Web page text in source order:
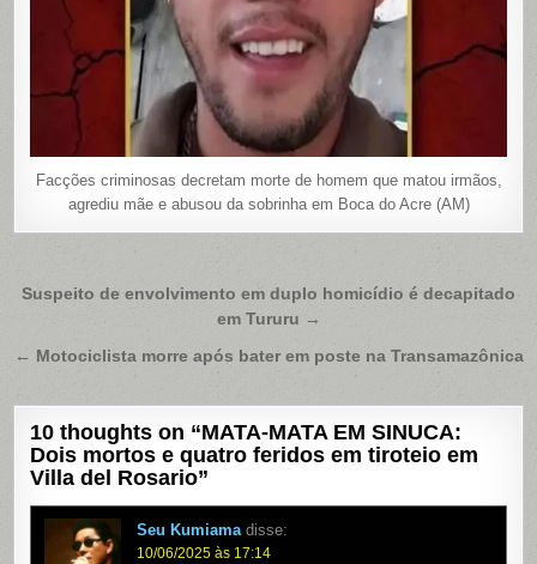
Facções criminosas decretam morte de homem que matou irmãos,
agrediu mãe e abusou da sobrinha em Boca do Acre (AM)
Navegação
Post
Suspeito de envolvimento em duplo homicídio é decapitado
em Tururu →
← Motociclista morre após bater em poste na Transamazônica
10 thoughts on “MATA-MATA EM SINUCA:
Dois mortos e quatro feridos em tiroteio em
Villa del Rosario”
Seu Kumiama disse:
10/06/2025 às 17:14